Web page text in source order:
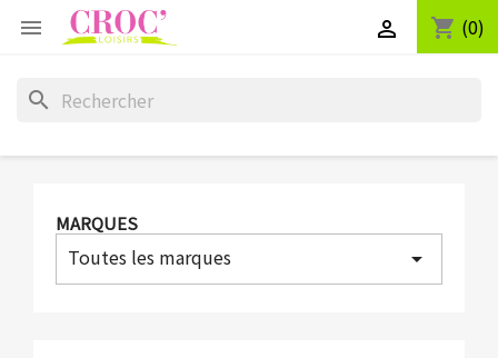
 shopping_cart (0)

search
MARQUES
Toutes les marques arrow_drop_down